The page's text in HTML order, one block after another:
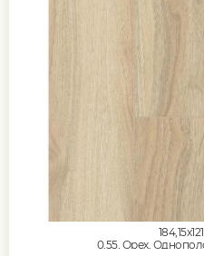
0,55, Орех,